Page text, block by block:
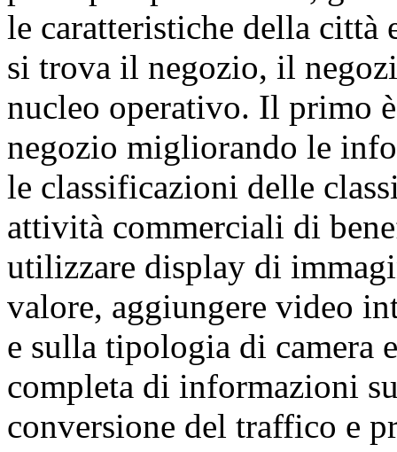
le caratteristiche della
si trova il negozio, il
nucleo operativo. Il primo
negozio migliorando le
le classificazioni delle
attività commerciali di
utilizzare display di
valore, aggiungere video
e sulla tipologia di camera
completa di informazioni
conversione del traffico e